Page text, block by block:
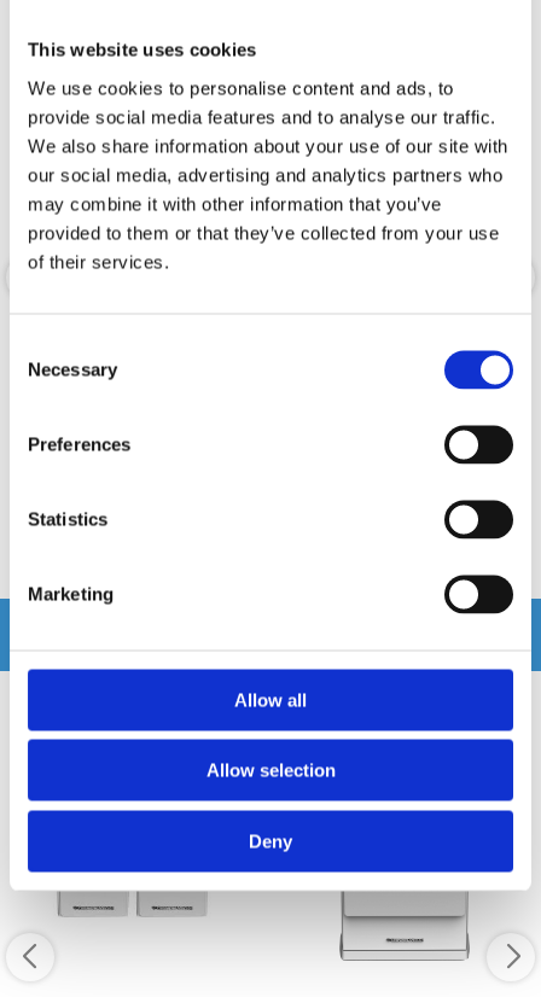
This website uses cookies
We use cookies to personalise content and ads, to
provide social media features and to analyse our traffic.
We also share information about your use of our site with
our social media, advertising and analytics partners who
may combine it with other information that you’ve
provided to them or that they’ve collected from your use
of their services.
Selection
Necessary
Preferences
Statistics
Marketing
Allow all
Allow selection
Deny
6,5” 2-VÄGS HÖGTALARE - LA165C
Snabblager 1-3 dagar
6,5” 2-VÄGS HÖGTALARE - LA165E
Finns i lagershop Göteborg
3495 kr/paket